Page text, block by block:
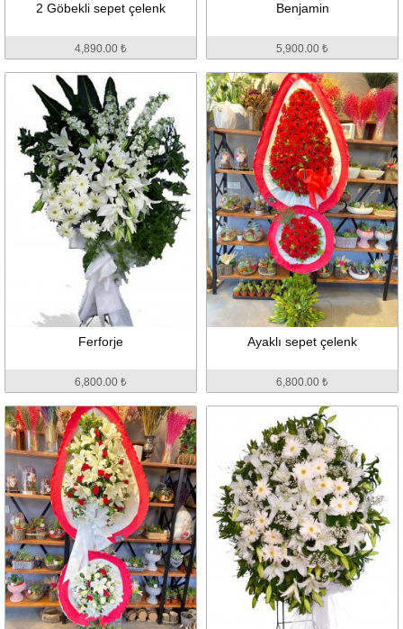
2 Göbekli sepet çelenk
4,890.00 ₺
Benjamin
5,900.00 ₺
Ferforje
6,800.00 ₺
Ayaklı sepet çelenk
6,800.00 ₺